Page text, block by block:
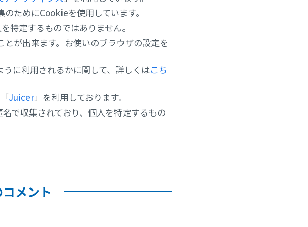
ためにCookieを使用しています。
特定するものではありません。
が出来ます。お使いのブラウザの設定を
に利用されるかに関して、詳しくはこち
Juicer」を利用しております。
で収集されており、個人を特定するもの
メント